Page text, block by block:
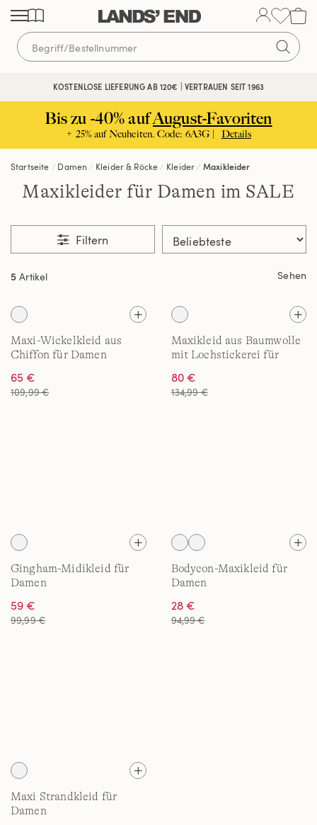
Direkt
zum
Inhalt
Direkt
zur
Navigation
Direkt
zur
Suche
KOSTENLOSE LIEFERUNG AB 120€ | VERTRAUEN SEIT 1963
Bis zu -40% aufAugust-Favoriten
+ 25% auf Neuheiten. Code: 6A3G | Details
Startseite Damen Kleider & Röcke Kleider Maxikleider
Maxikleider für Damen im SALE
Filtern
5 Artikel Sehen
Maxi-Wickelkleid aus
Chiffon für Damen
65 €
109,99 €
Maxikleid aus Baumwolle
mit Lochstickerei für
80 €
134,99 €
Gingham-Midikleid für
Damen
59 €
99,99 €
Bodycon-Maxikleid für
Damen
28 €
94,99 €
Maxi Strandkleid für
Damen